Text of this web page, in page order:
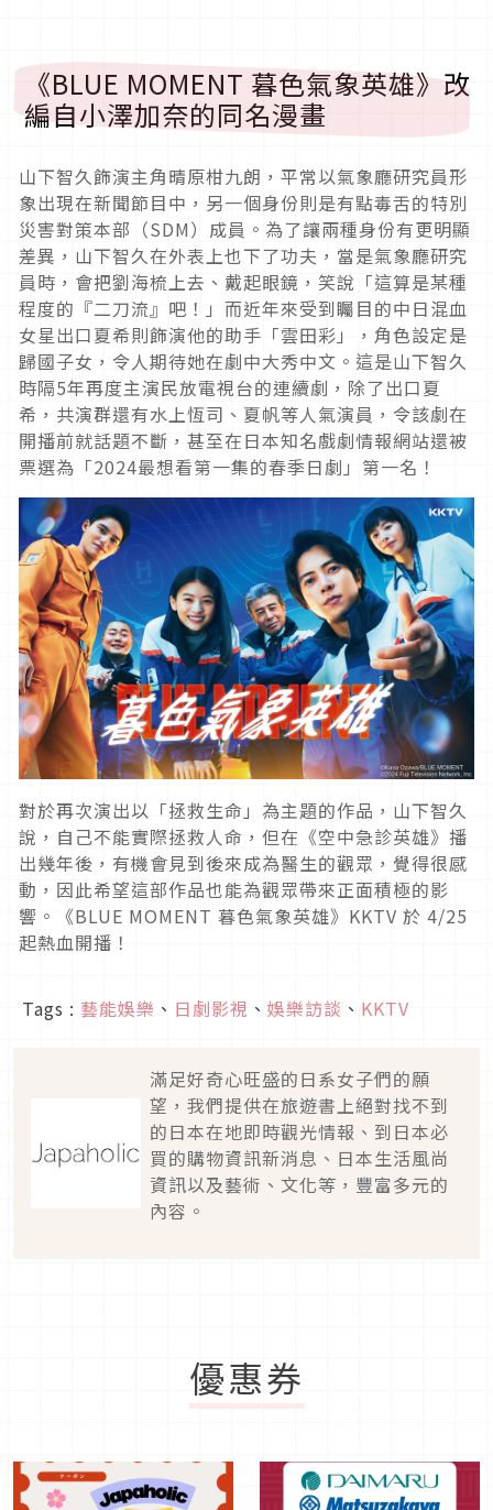
《BLUE MOMENT 暮色氣象英雄》改
編自小澤加奈的同名漫畫
山下智久飾演主角晴原柑九朗，平常以氣象廳研究員形
象出現在新聞節目中，另一個身份則是有點毒舌的特別
災害對策本部（SDM）成員。為了讓兩種身份有更明顯
差異，山下智久在外表上也下了功夫，當是氣象廳研究
員時，會把劉海梳上去、戴起眼鏡，笑說「這算是某種
程度的『二刀流』吧！」而近年來受到矚目的中日混血
女星出口夏希則飾演他的助手「雲田彩」，角色設定是
歸國子女，令人期待她在劇中大秀中文。這是山下智久
時隔5年再度主演民放電視台的連續劇，除了出口夏
希，共演群還有水上恆司、夏帆等人氣演員，令該劇在
開播前就話題不斷，甚至在日本知名戲劇情報網站還被
票選為「2024最想看第一集的春季日劇」第一名！
對於再次演出以「拯救生命」為主題的作品，山下智久
說，自己不能實際拯救人命，但在《空中急診英雄》播
出幾年後，有機會見到後來成為醫生的觀眾，覺得很感
動，因此希望這部作品也能為觀眾帶來正面積極的影
響。《BLUE MOMENT 暮色氣象英雄》KKTV 於 4/25
起熱血開播！
Tags : 藝能娛樂 、 日劇影視 、 娛樂訪談 、 KKTV
滿足好奇心旺盛的日系女子們的願
望，我們提供在旅遊書上絕對找不到
的日本在地即時觀光情報、到日本必
買的購物資訊新消息、日本生活風尚
資訊以及藝術、文化等，豐富多元的
內容。
優惠券